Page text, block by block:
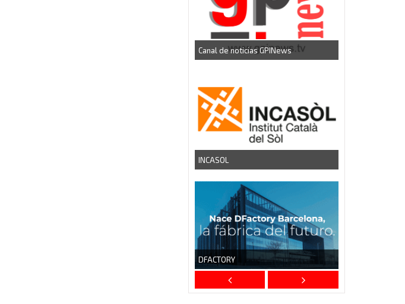
Canal de noticias GPINews
INCASOL
DFACTORY